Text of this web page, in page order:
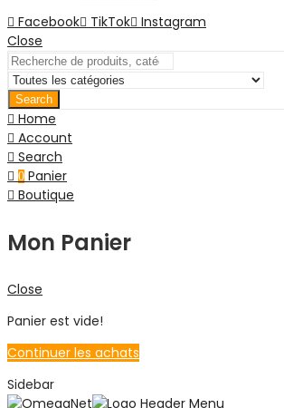
Facebook
TikTok Instagram
Close
Search
Home
Account
Search
0 Panier
Boutique
Mon Panier
Close
Panier est vide!
Continuer les achats
Sidebar